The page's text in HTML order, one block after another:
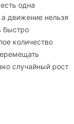
одна
движение нельзя
быстро
количество
случайный рост